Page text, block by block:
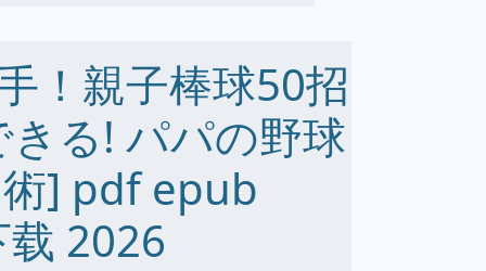
！親子棒球50招
る! パパの野球
] pdf epub
2026